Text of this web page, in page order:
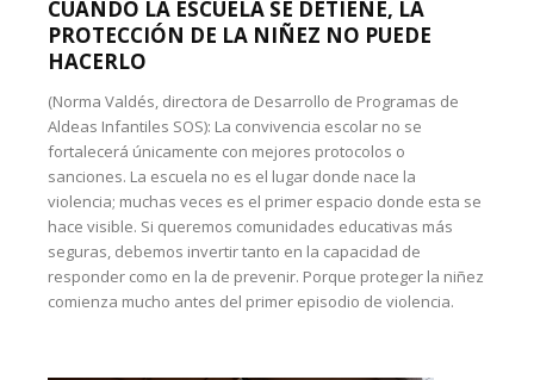
CUANDO LA ESCUELA SE DETIENE, LA
PROTECCIÓN DE LA NIÑEZ NO PUEDE
HACERLO
(Norma Valdés, directora de Desarrollo de Programas de
Aldeas Infantiles SOS): La convivencia escolar no se
fortalecerá únicamente con mejores protocolos o
sanciones. La escuela no es el lugar donde nace la
violencia; muchas veces es el primer espacio donde esta se
hace visible. Si queremos comunidades educativas más
seguras, debemos invertir tanto en la capacidad de
responder como en la de prevenir. Porque proteger la niñez
comienza mucho antes del primer episodio de violencia.